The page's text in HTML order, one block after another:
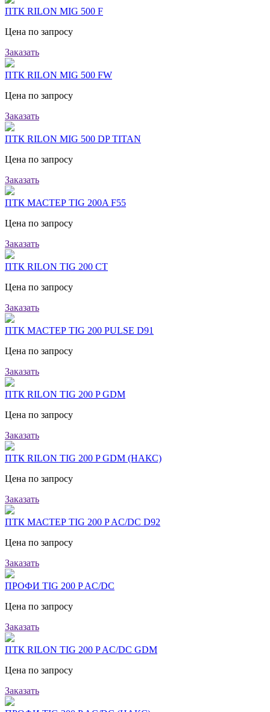
ПТК RILON MIG 500 F
Цена по запросу
Заказать
ПТК RILON MIG 500 FW
Цена по запросу
Заказать
ПТК RILON MIG 500 DP TITAN
Цена по запросу
Заказать
ПТК МАСТЕР TIG 200A F55
Цена по запросу
Заказать
ПТК RILON TIG 200 CT
Цена по запросу
Заказать
ПТК МАСТЕР TIG 200 PULSE D91
Цена по запросу
Заказать
ПТК RILON TIG 200 P GDM
Цена по запросу
Заказать
ПТК RILON TIG 200 P GDM (НАКС)
Цена по запросу
Заказать
ПТК МАСТЕР TIG 200 P AC/DC D92
Цена по запросу
Заказать
ПРОФИ TIG 200 P AC/DC
Цена по запросу
Заказать
ПТК RILON TIG 200 P AC/DC GDM
Цена по запросу
Заказать